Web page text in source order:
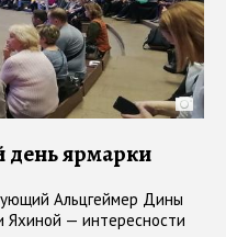
день ярмарки
Альцгеймер Дины
Яхиной — интересности